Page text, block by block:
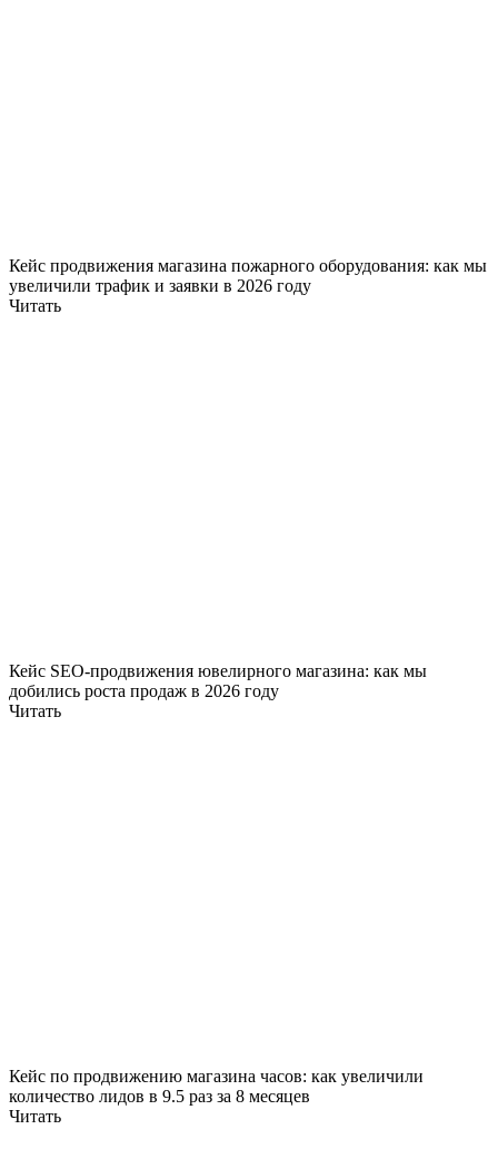
Кейс продвижения магазина пожарного оборудования: как мы
увеличили трафик и заявки в 2026 году
Читать
Кейс SEO-продвижения ювелирного магазина: как мы
добились роста продаж в 2026 году
Читать
Кейс по продвижению магазина часов: как увеличили
количество лидов в 9.5 раз за 8 месяцев
Читать